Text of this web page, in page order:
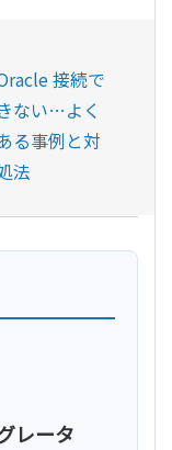
接続で
ない…よく
る事例と対
法
レータ